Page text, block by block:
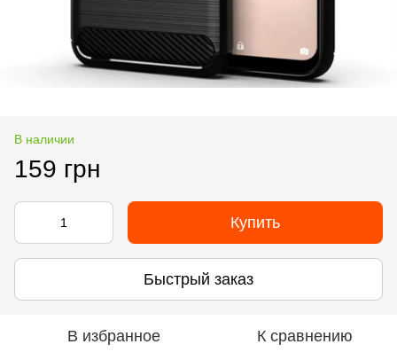
В наличии
159 грн
Купить
Быстрый заказ
В избранное К сравнению